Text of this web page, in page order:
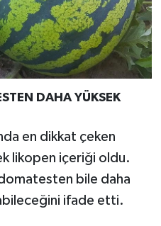
DAHA YÜKSEK
en dikkat çeken
likopen içeriği oldu.
bile daha
ifade etti.